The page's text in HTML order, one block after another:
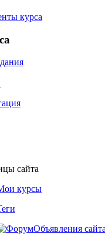
курса
сайта
курсы
Объявления сайта